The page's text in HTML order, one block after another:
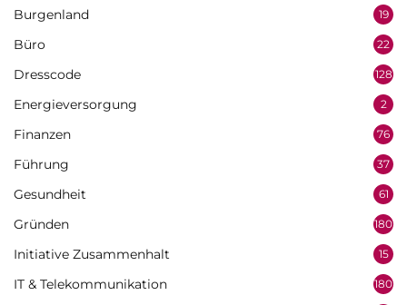
Burgenland 19
Büro 22
Dresscode 128
Energieversorgung 2
Finanzen 76
Führung 37
Gesundheit 61
Gründen 180
Initiative Zusammenhalt 15
IT & Telekommunikation 180